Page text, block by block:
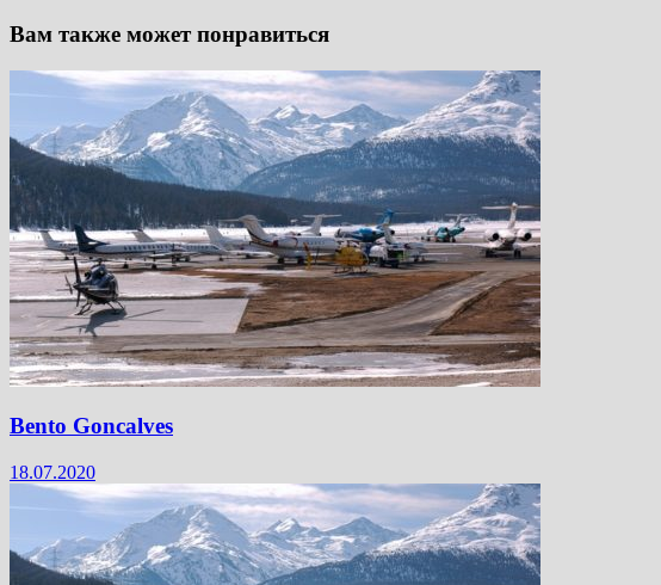
Вам также может понравиться
Bento Goncalves
18.07.2020